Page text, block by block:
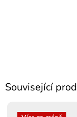
Související